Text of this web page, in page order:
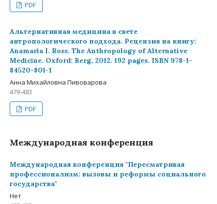
PDF
Альтернативная медицина в свете
антропологического подхода. Рецензия на книгу:
Anamaria I. Ross. The Anthropology of Alternative
Medicine. Oxford: Berg, 2012. 192 pages. ISBN 978-1-
84520-801-1
Анна Михайловна Пивоварова
479-483
PDF
Международная конференция
Международная конференция "Пересматривая
профессионализм: вызовы и реформы социального
государства"
Нет